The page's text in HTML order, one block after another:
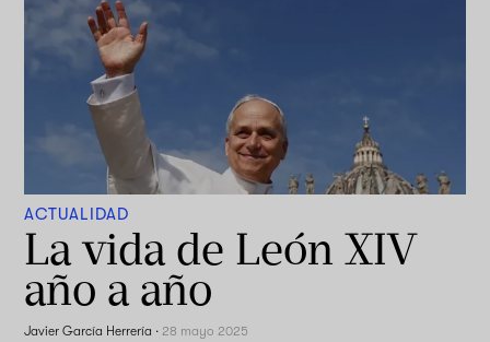
ACTUALIDAD
La vida de León XIV
año a año
Javier García Herrería ·28 mayo 2025